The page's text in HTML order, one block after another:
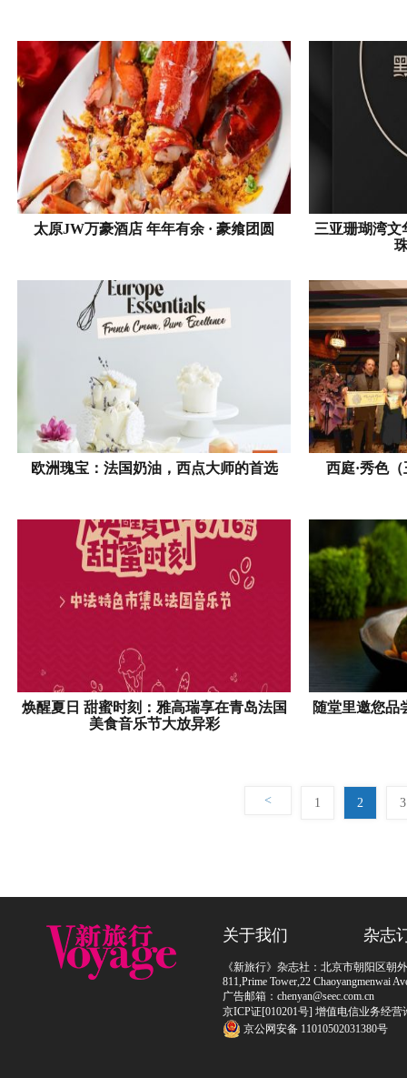
太原JW万豪酒店 年年有余 · 豪飨团圆
三亚珊瑚湾文
欧洲瑰宝：法国奶油，西点大师的首选 西庭·秀色
焕醒夏日 甜蜜时刻：雅高瑞享在青岛法国
美食音乐节大放异彩
随堂里邀您品
< 1 2 3
关于我们 杂志
《新旅行》杂志社：北京市朝阳区朝
811,Prime Tower,22 Chaoyangmenwai
广告邮箱：chenyan@seec.com.cn
京ICP证[010201号] 增值电信业务经
京公网安备 11010502031380号